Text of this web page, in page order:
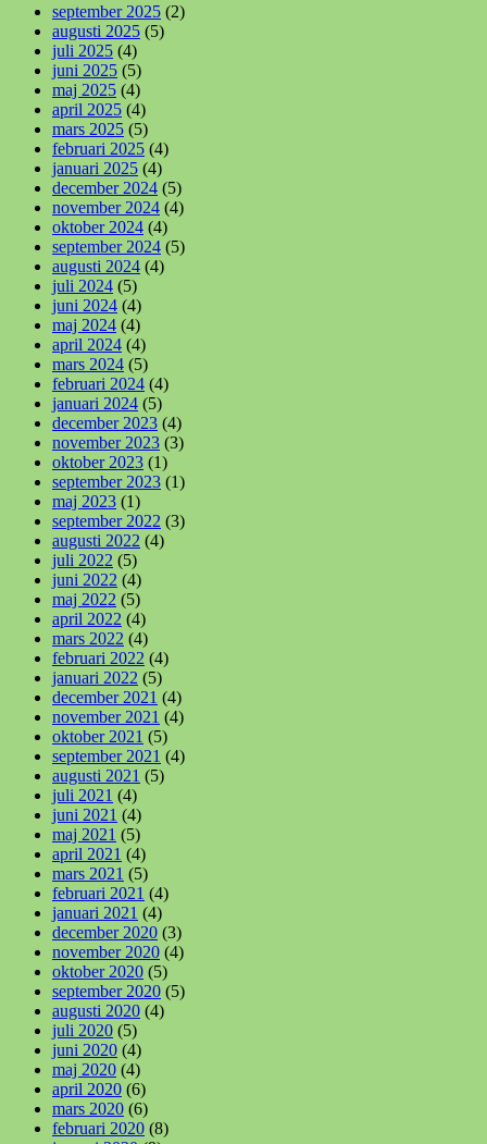
september 2025 (2)
augusti 2025 (5)
juli 2025 (4)
juni 2025 (5)
maj 2025 (4)
april 2025 (4)
mars 2025 (5)
februari 2025 (4)
januari 2025 (4)
december 2024 (5)
november 2024 (4)
oktober 2024 (4)
september 2024 (5)
augusti 2024 (4)
juli 2024 (5)
juni 2024 (4)
maj 2024 (4)
april 2024 (4)
mars 2024 (5)
februari 2024 (4)
januari 2024 (5)
december 2023 (4)
november 2023 (3)
oktober 2023 (1)
september 2023 (1)
maj 2023 (1)
september 2022 (3)
augusti 2022 (4)
juli 2022 (5)
juni 2022 (4)
maj 2022 (5)
april 2022 (4)
mars 2022 (4)
februari 2022 (4)
januari 2022 (5)
december 2021 (4)
november 2021 (4)
oktober 2021 (5)
september 2021 (4)
augusti 2021 (5)
juli 2021 (4)
juni 2021 (4)
maj 2021 (5)
april 2021 (4)
mars 2021 (5)
februari 2021 (4)
januari 2021 (4)
december 2020 (3)
november 2020 (4)
oktober 2020 (5)
september 2020 (5)
augusti 2020 (4)
juli 2020 (5)
juni 2020 (4)
maj 2020 (4)
april 2020 (6)
mars 2020 (6)
februari 2020 (8)